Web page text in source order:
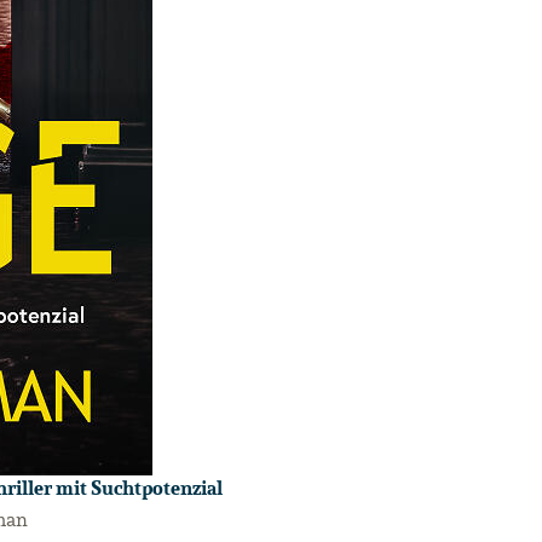
mit Suchtpotenzial